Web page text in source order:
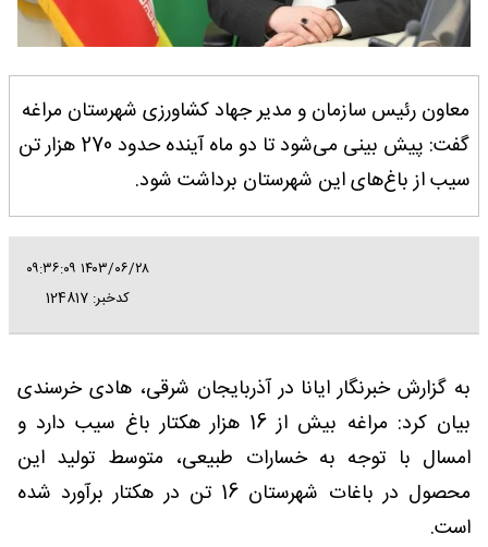
معاون رئیس سازمان و مدیر جهاد کشاورزی شهرستان مراغه
گفت: پیش بینی می‌شود تا دو ماه آینده حدود 270 هزار تن
سیب از باغ‌های این شهرستان برداشت شود.
۱۴۰۳/۰۶/۲۸ ۰۹:۳۶:۰۹
کدخبر: 124817
به گزارش خبرنگار ایانا در آذربایجان شرقی، هادی خرسندی
بیان کرد: مراغه بیش از 16 هزار هکتار باغ سیب دارد و
امسال با توجه به خسارات طبیعی، متوسط تولید این
محصول در باغات شهرستان 16 تن در هکتار برآورد شده
است.